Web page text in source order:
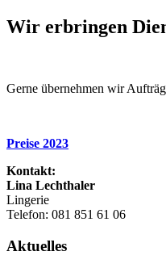
Wir erbringen
Gerne übernehmen wir
Preise 2023
Kontakt:
Lina Lechthaler
Lingerie
Telefon: 081 851 61 06
Aktuelles